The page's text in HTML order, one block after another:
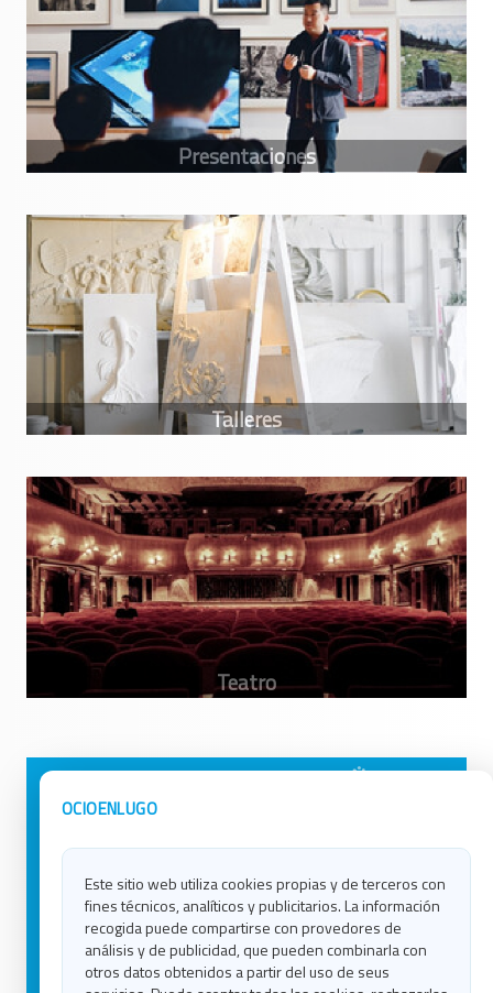
OCIOENLUGO
Este sitio web utiliza cookies propias y de terceros con
fines técnicos, analíticos y publicitarios. La información
recogida puede compartirse con provedores de
análisis y de publicidad, que pueden combinarla con
otros datos obtenidos a partir del uso de seus
Avisos Legales
Contacto
Política de Cookies
Ocio en Lugo
Ocio en Ourense
Ocio en Pontevedra
Ocio en Santiago